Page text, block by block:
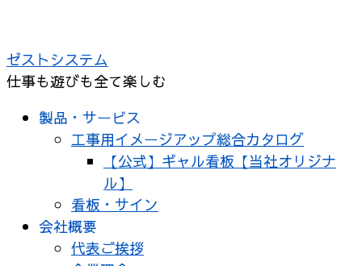
ゼストシステム
仕事も遊びも全て楽しむ
製品・サービス
工事用イメージアップ総合カタログ
【公式】ギャル看板【当社オリジナ
ル】
看板・サイン
会社概要
代表ご挨拶